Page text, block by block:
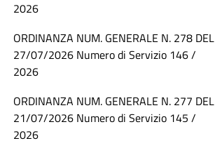
2026
ORDINANZA NUM. GENERALE N. 278 DEL
27/07/2026 Numero di Servizio 146 /
2026
ORDINANZA NUM. GENERALE N. 277 DEL
21/07/2026 Numero di Servizio 145 /
2026